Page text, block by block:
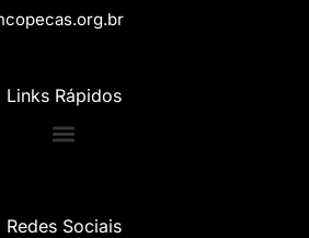
Links Rápidos
Redes Sociais